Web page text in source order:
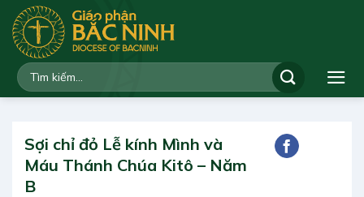
qua
dung
Sợi chỉ đỏ Lễ kính Mình và
Máu Thánh Chúa Kitô – Năm
B